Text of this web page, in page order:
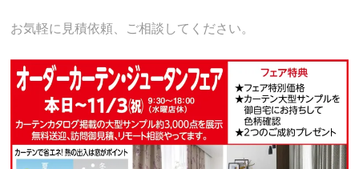
お気軽に見積依頼、ご相談してください。